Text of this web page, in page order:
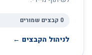
0 קבצים שמורים
לניהול הקבצים ←